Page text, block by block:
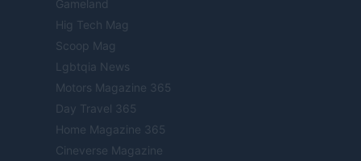
Gameland
Hig Tech Mag
Scoop Mag
Lgbtqia News
Motors Magazine 365
Day Travel 365
Home Magazine 365
Cineverse Magazine